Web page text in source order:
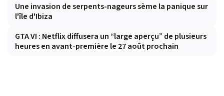
Une invasion de serpents-nageurs sème la panique sur
l'île d'Ibiza
GTA VI : Netflix diffusera un “large aperçu” de plusieurs
heures en avant-première le 27 août prochain